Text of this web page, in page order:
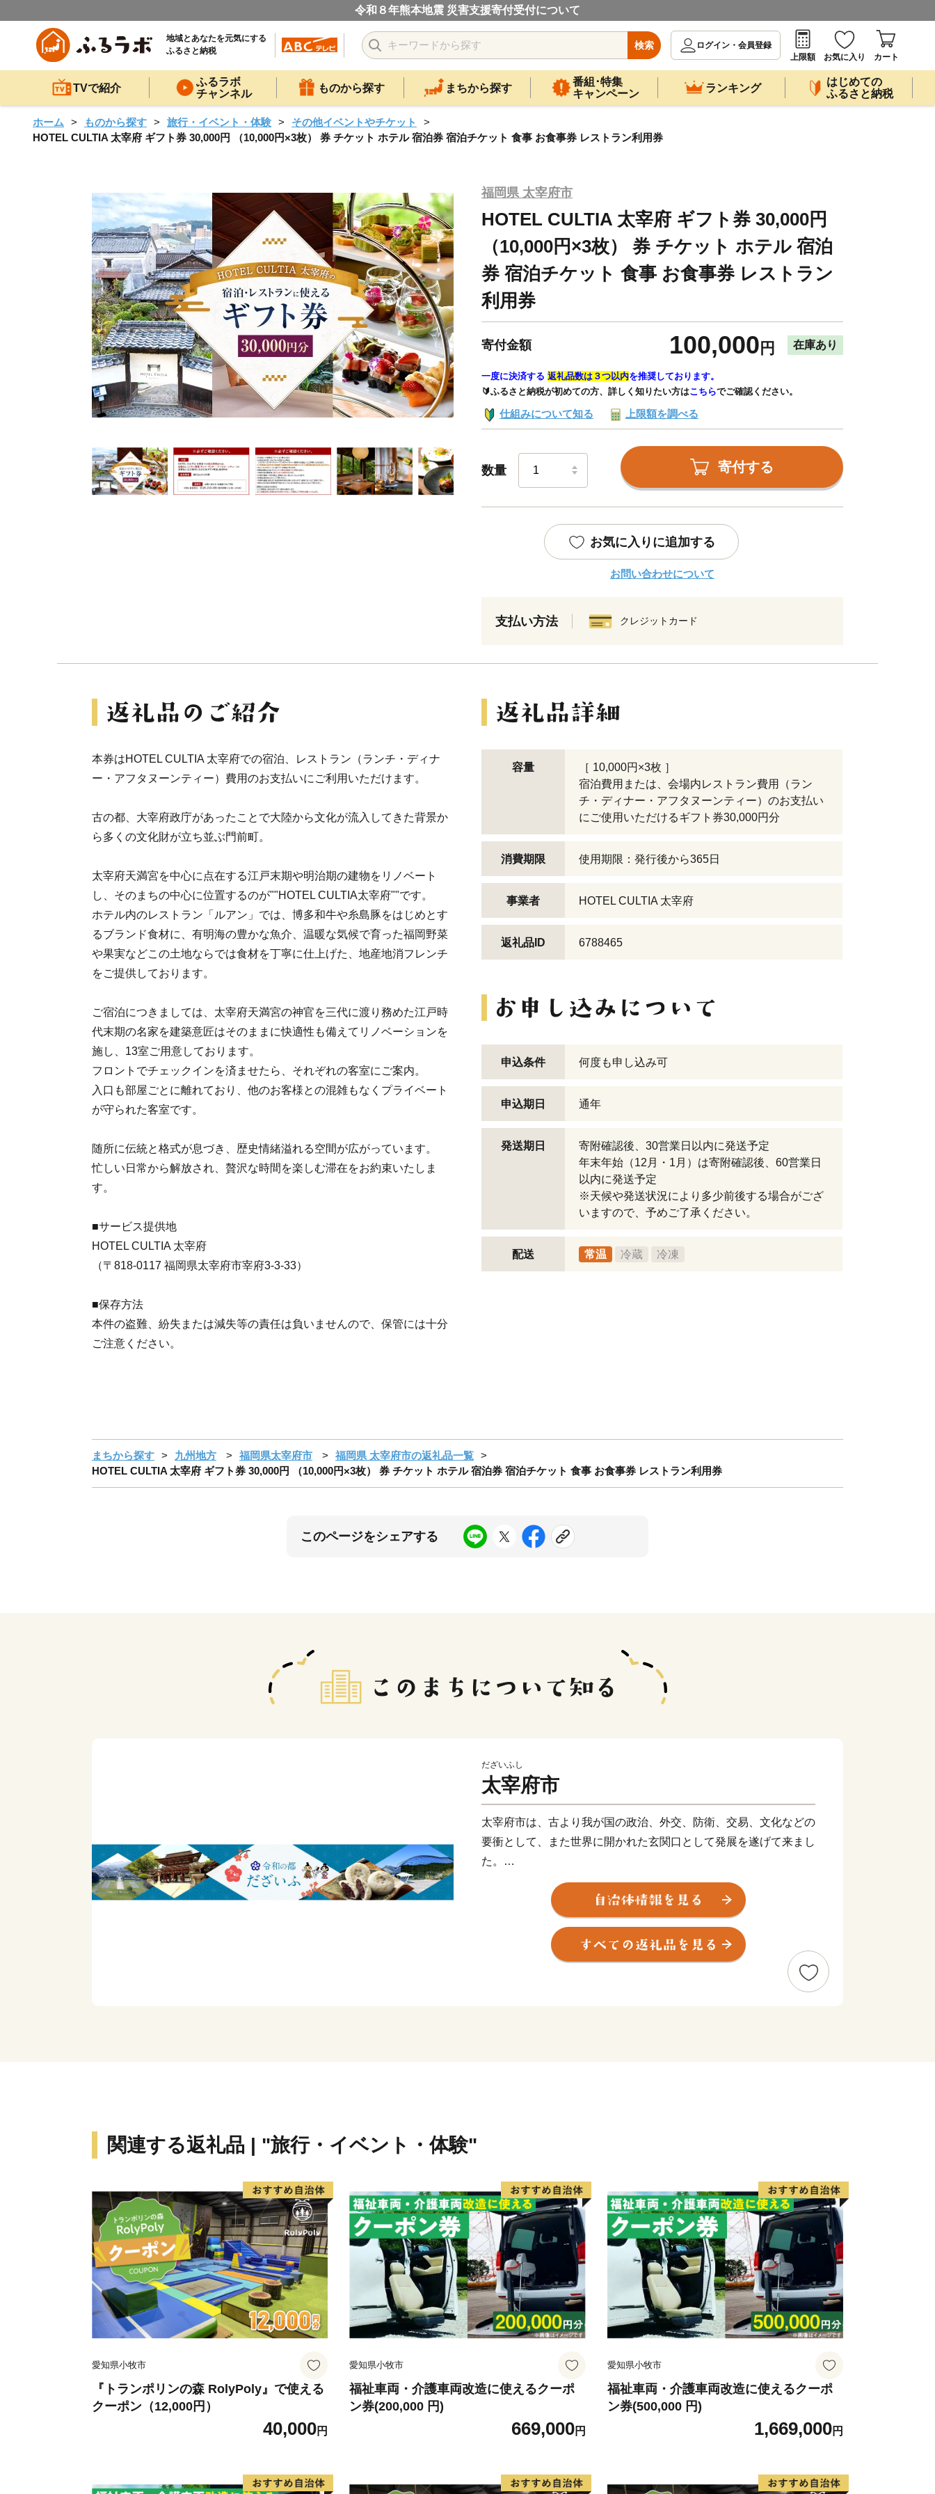
令和８年熊本地震 災害支援寄付受付について
地域とあなたを元気にする
ふるさと納税
検索
ログイン・会員登録
上限額
お気に入り カート
TVで紹介
ふるラボ
チャンネル
ものから探す まちから探す
番組･特集
キャンペーン
ランキング
はじめての
ふるさと納税
ホーム ものから探す 旅行・イベント・体験
その他イベントやチケット
HOTEL CULTIA 太宰府 ギフト券 30,000円 （10,000円×3枚） 券 チケット ホテル 宿泊券 宿泊チケット 食事 お食事券 レストラン利用券
福岡県 太宰府市
HOTEL CULTIA 太宰府 ギフト券 30,000円
（10,000円×3枚） 券 チケット ホテル 宿泊
券 宿泊チケット 食事 お食事券 レストラン
利用券
寄付金額 100,000 円 在庫あり
一度に決済する 返礼品数は３つ以内を推奨しております。
🔰ふるさと納税が初めての方、詳しく知りたい方はこちらでご確認ください。
仕組みについて知る 上限額を調べる
数量 寄付する
お気に入りに追加する
お問い合わせについて
支払い方法 クレジットカード
本券はHOTEL CULTIA 太宰府での宿泊、レストラン（ランチ・ディナ
ー・アフタヌーンティー）費用のお支払いにご利用いただけます。
古の都、大宰府政庁があったことで大陸から文化が流入してきた背景か
ら多くの文化財が立ち並ぶ門前町。
太宰府天満宮を中心に点在する江戸末期や明治期の建物をリノベート
し、そのまちの中心に位置するのが""HOTEL CULTIA太宰府""です。
ホテル内のレストラン「ルアン」では、博多和牛や糸島豚をはじめとす
るブランド食材に、有明海の豊かな魚介、温暖な気候で育った福岡野菜
や果実などこの土地ならでは食材を丁寧に仕上げた、地産地消フレンチ
をご提供しております。
ご宿泊につきましては、太宰府天満宮の神官を三代に渡り務めた江戸時
代末期の名家を建築意匠はそのままに快適性も備えてリノベーションを
施し、13室ご用意しております。
フロントでチェックインを済ませたら、それぞれの客室にご案内。
入口も部屋ごとに離れており、他のお客様との混雑もなくプライベート
が守られた客室です。
随所に伝統と格式が息づき、歴史情緒溢れる空間が広がっています。
忙しい日常から解放され、贅沢な時間を楽しむ滞在をお約束いたしま
す。
■サービス提供地
HOTEL CULTIA 太宰府
（〒818-0117 福岡県太宰府市宰府3-3-33）
■保存方法
本件の盗難、紛失または減失等の責任は負いませんので、保管には十分
ご注意ください。
容量
［ 10,000円×3枚 ］
宿泊費用または、会場内レストラン費用（ラン
チ・ディナー・アフタヌーンティー）のお支払い
にご使用いただけるギフト券30,000円分
消費期限 使用期限：発行後から365日
事業者 HOTEL CULTIA 太宰府
返礼品ID 6788465
申込条件 何度も申し込み可
申込期日 通年
発送期日
寄附確認後、30営業日以内に発送予定
年末年始（12月・1月）は寄附確認後、60営業日
以内に発送予定
※天候や発送状況により多少前後する場合がござ
いますので、予めご了承ください。
配送 常温 冷蔵 冷凍
まちから探す 九州地方 福岡県太宰府市
福岡県 太宰府市の返礼品一覧
HOTEL CULTIA 太宰府 ギフト券 30,000円 （10,000円×3枚） 券 チケット ホテル 宿泊券 宿泊チケット 食事 お食事券 レストラン利用券
このページをシェアする
だざいふし
太宰府市
太宰府市は、古より我が国の政治、外交、防衛、交易、文化などの
要衝として、また世界に開かれた玄関口として発展を遂げて来まし
た。
また、唯一無二の歴史を持ち、今もその歴史をしのばせる大宰府政
庁跡、水城跡、観世音寺、太宰府天満宮などの数多くの史跡や名所
が存在する誇り高き国際観光都市です。
大伴旅人公や菅原道真公に代表される古からの大宰府と最新のグル
メやスイーツ、子どもの居場所など現代の太宰府の魅力を融合させ
た「令和の都だざいふ」として住まう人も訪れる人もともに慶び合
関連する返礼品 | "旅行・イベント・体験"
愛知県小牧市
『トランポリンの森 RolyPoly』で使える
クーポン（12,000円）
40,000円
愛知県小牧市
福祉車両・介護車両改造に使えるクーポ
ン券(200,000 円)
669,000円
愛知県小牧市
福祉車両・介護車両改造に使えるクーポ
ン券(500,000 円)
1,669,000円